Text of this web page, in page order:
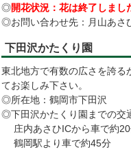
◎開花状況：花は終了しまし
◎お問い合わせ先：月山あさ
下田沢かたくり園
東北地方で有数の広さを誇る
てお楽しみ下さい。
◎所在地：鶴岡市下田沢
◎下田沢かたくり園までの交
庄内あさひICから車で約20
鶴岡駅より車で約45分